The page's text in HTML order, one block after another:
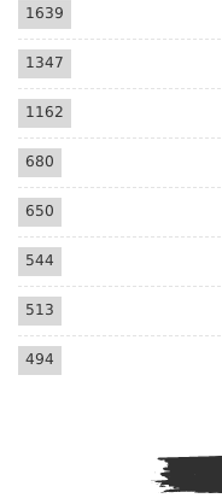
1639
1347
1162
680
650
544
513
494